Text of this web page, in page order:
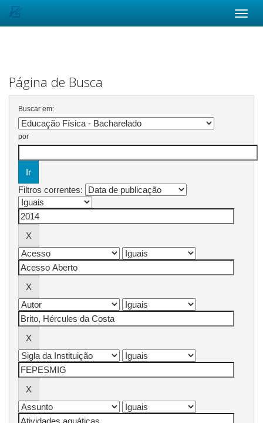
Página de Busca
Buscar em:
por
Filtros correntes: